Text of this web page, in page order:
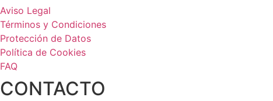
Aviso Legal
Términos y Condiciones
Protección de Datos
Política de Cookies
FAQ
CONTACTO